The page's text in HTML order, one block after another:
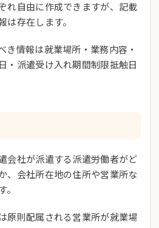
れ自由に作成できますが、記載
は存在します。
き情報は就業場所・業務内容・
・派遣受け入れ期間制限抵触日
会社が派遣する派遣労働者がど
、会社所在地の住所や営業所な
。
原則配属される営業所が就業場